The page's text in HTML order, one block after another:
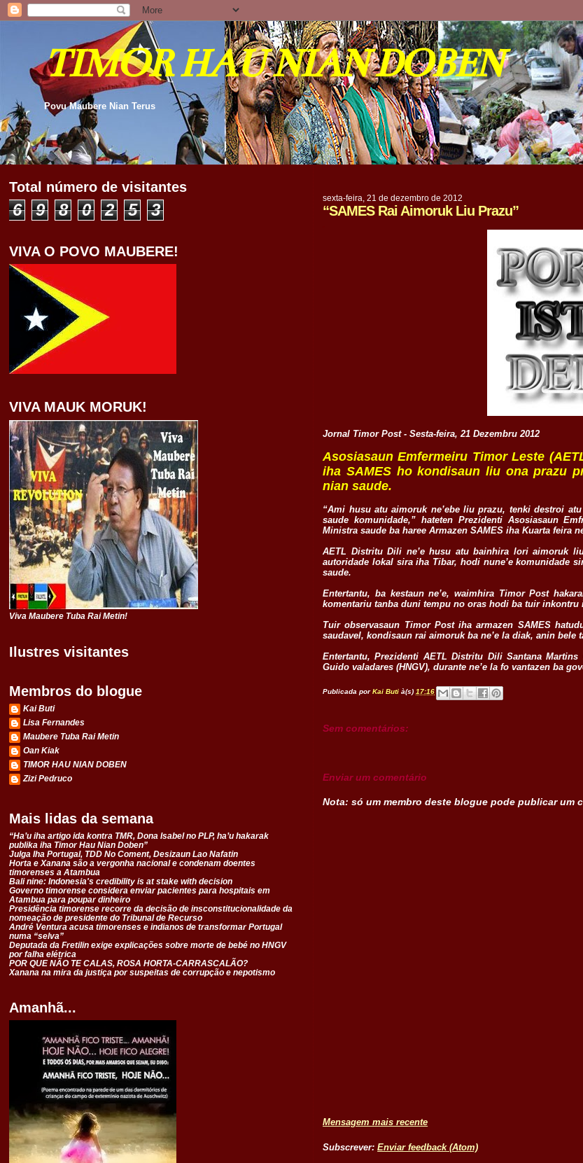
TIMOR HAU NIAN DOBEN
Povu Maubere Nian Terus
sexta-feira, 21 de dezembro de 2012
“SAMES Rai Aimoruk Liu Prazu”
Jornal Timor Post - Sesta-feira, 21 Dezembru 2012
Asosiasaun Emfermeiru Timor Leste
iha SAMES ho kondisaun liu ona prazu
nian saude.
“Ami husu atu aimoruk ne’ebe liu prazu, tenki destroi
saude komunidade,” hateten Prezidenti Asosiasaun
Ministra saude ba haree Armazen SAMES iha Kuarta feira
AETL Distritu Dili ne’e husu atu bainhira lori aimoruk
autoridade lokal sira iha Tibar, hodi nune’e komunidade
saude.
Entertantu, ba kestaun ne’e, waimhira Timor Post
komentariu tanba duni tempu no oras hodi ba tuir inkontru
Tuir observasaun Timor Post iha armazen SAMES
saudavel, kondisaun rai aimoruk ba ne’e la diak, anin
Entertantu, Prezidenti AETL Distritu Dili Santana
Guido valadares (HNGV), durante ne’e la fo vantazen ba
Publicada porKai Buti à(s)17:16
Sem comentários:
Enviar um comentário
Nota: só um membro deste blogue pode publicar um
Mensagem mais recente
Subscrever:Enviar feedback (Atom)
Total número de visitantes
6 9 8 0 2 5 3
VIVA O POVO MAUBERE!
VIVA MAUK MORUK!
Viva Maubere Tuba Rai Metin!
Ilustres visitantes
Membros do blogue
Kai Buti
Lisa Fernandes
Maubere Tuba Rai Metin
Oan Kiak
TIMOR HAU NIAN DOBEN
Zizi Pedruco
Mais lidas da semana
“Ha’u iha artigo ida kontra TMR, Dona Isabel no PLP, ha’u hakarak
publika iha Timor Hau Nian Doben”
Julga Iha Portugal, TDD No Coment, Desizaun Lao Nafatin
Horta e Xanana são a vergonha nacional e condenam doentes
timorenses a Atambua
Bali nine: Indonesia's credibility is at stake with decision
Governo timorense considera enviar pacientes para hospitais em
Atambua para poupar dinheiro
Presidência timorense recorre da decisão de insconstitucionalidade da
nomeação de presidente do Tribunal de Recurso
André Ventura acusa timorenses e indianos de transformar Portugal
numa “selva”
Deputada da Fretilin exige explicações sobre morte de bebé no HNGV
por falha elétrica
POR QUE NÃO TE CALAS, ROSA HORTA-CARRASCALÃO?
Xanana na mira da justiça por suspeitas de corrupção e nepotismo
Amanhã...